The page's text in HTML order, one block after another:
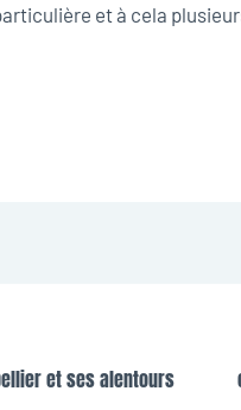
et à cela
et ses alentours